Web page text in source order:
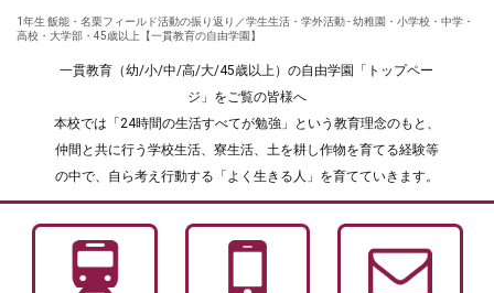
1年生 飯能・名栗フィールド活動の振り返り／学生生活・学外活動 - 幼稚園・小学校・中学・
高校・大学部・45歳以上【一貫教育の自由学園】
一貫教育（幼/小/中/高/大/45歳以上）の自由学園「トップペー
ジ」をご覧の皆様へ
本校では「24時間の生活すべてが勉強」という教育理念のもと、
仲間と共に行う学校生活、寮生活、土を耕し作物を育てる経験等
の中で、自ら考え行動する「よく生きる人」を育てていきます。